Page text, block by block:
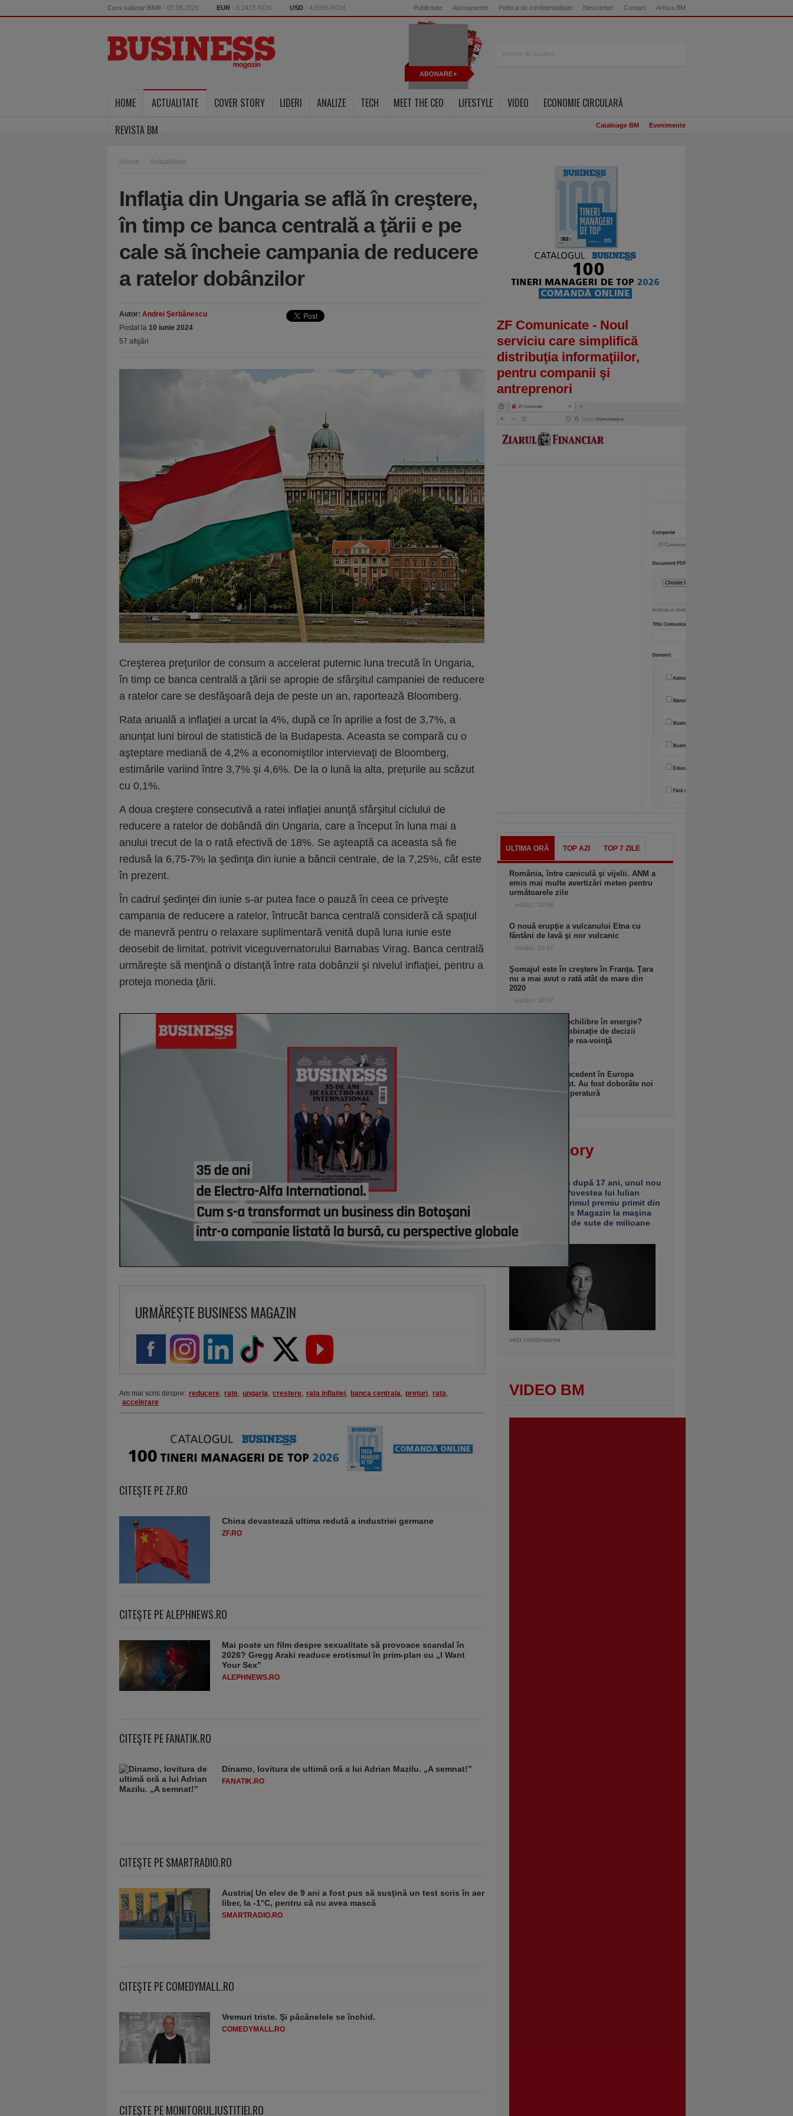
Curs valutar BNR - 07.08.2026 EUR - 5.2473 RON USD - 4.5595 RON Publicitate Abonamente Politica de confidentialitate Newsletter Contact Arhiva BM
ABONARE
HOME ACTUALITATE COVER STORY LIDERI ANALIZE TECH MEET THE CEO LIFESTYLE VIDEO
ECONOMIE CIRCULARĂ
REVISTA BM
Cataloage BM Evenimente
Home Actualitate
Inflaţia din Ungaria se află în creştere,
în timp ce banca centrală a ţării e pe
cale să încheie campania de reducere
a ratelor dobânzilor
Autor: Andrei Şerbănescu
Postat la 10 iunie 2024
57 afişări
Creşterea preţurilor de consum a accelerat puternic luna trecută în Ungaria,
în timp ce banca centrală a ţării se apropie de sfârşitul campaniei de reducere
a ratelor care se desfăşoară deja de peste un an, raportează Bloomberg.
Rata anuală a inflaţiei a urcat la 4%, după ce în aprilie a fost de 3,7%, a
anunţat luni biroul de statistică de la Budapesta. Aceasta se compară cu o
aşteptare mediană de 4,2% a economiştilor intervievaţi de Bloomberg,
estimările variind între 3,7% şi 4,6%. De la o lună la alta, preţurile au scăzut
cu 0,1%.
A doua creştere consecutivă a ratei inflaţiei anunţă sfârşitul ciclului de
reducere a ratelor de dobândă din Ungaria, care a început în luna mai a
anului trecut de la o rată efectivă de 18%. Se aşteaptă ca aceasta să fie
redusă la 6,75-7% la şedinţa din iunie a băncii centrale, de la 7,25%, cât este
în prezent.
În cadrul şedinţei din iunie s-ar putea face o pauză în ceea ce priveşte
campania de reducere a ratelor, întrucât banca centrală consideră că spaţiul
de manevră pentru o relaxare suplimentară venită după luna iunie este
deosebit de limitat, potrivit viceguvernatorului Barnabas Virag. Banca centrală
urmăreşte să menţină o distanţă între rata dobânzii şi nivelul inflaţiei, pentru a
proteja moneda ţării.
URMĂREȘTE BUSINESS MAGAZIN
Am mai scris despre: reducere, rate, ungaria, crestere, rata inflatiei, banca centrala, preturi, rata,
accelerare
CITEŞTE PE ZF.RO
China devastează ultima redută a industriei germane
ZF.RO
CITEŞTE PE ALEPHNEWS.RO
Mai poate un film despre sexualitate să provoace scandal în
2026? Gregg Araki readuce erotismul în prim-plan cu „I Want
Your Sex”
ALEPHNEWS.RO
CITEŞTE PE FANATIK.RO
Dinamo, lovitura de ultimă oră a lui Adrian Mazilu. „A semnat!”
FANATIK.RO
CITEŞTE PE SMARTRADIO.RO
Austria| Un elev de 9 ani a fost pus să susţină un test scris în aer
liber, la -1°C, pentru că nu avea mască
SMARTRADIO.RO
CITEŞTE PE COMEDYMALL.RO
Vremuri triste. Şi păcănelele se închid.
COMEDYMALL.RO
CITEŞTE PE MONITORULJUSTITIEI.RO
ZF Comunicate - Noul
serviciu care simplifică
distribuţia informaţiilor,
pentru companii şi
antreprenori
ULTIMA ORĂ TOP AZI TOP 7 ZILE
România, între caniculă şi vijelii. ANM a
emis mai multe avertizări meteo pentru
următoarele zile
astăzi, 10:58
O nouă erupţie a vulcanului Etna cu
fântâni de lavă şi nor vulcanic
astăzi, 10:57
Şomajul este în creştere în Franţa. Ţara
nu a mai avut o rată atât de mare din
2020
astăzi, 10:57
De ce avem dezechilibre în energie?
Bolojan: E o combinaţie de decizii
greşite, uneori de rea-voinţă
Caniculă fără precedent în Europa
Centrală şi de Est. Au fost doborâte noi
recorduri de temperatură
Cover story
Un pariu închis după 17 ani, unul nou
abia deschis. Povestea lui Iulian
Stanciu de la primul premiu primit din
partea Business Magazin la maşina
lui de investiţii de sute de milioane
de euro
vezi continuarea
VIDEO BM